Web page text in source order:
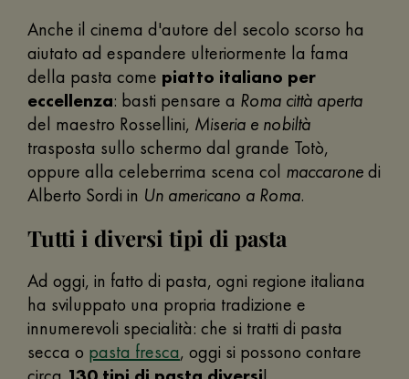
Anche il cinema d'autore del secolo scorso ha
aiutato ad espandere ulteriormente la fama
della pasta come piatto italiano per
eccellenza: basti pensare a Roma città aperta
del maestro Rossellini, Miseria e nobiltà
trasposta sullo schermo dal grande Totò,
oppure alla celeberrima scena col maccaronedi
Alberto Sordi in Un americano a Roma.
Tutti i diversi tipi di pasta
Ad oggi, in fatto di pasta, ogni regione italiana
ha sviluppato una propria tradizione e
innumerevoli specialità: che si tratti di pasta
secca o pasta fresca, oggi si possono contare